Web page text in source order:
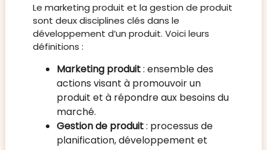
Le marketing produit et la gestion de produit
sont deux disciplines clés dans le
développement d’un produit. Voici leurs
définitions :
Marketing produit: ensemble des
actions visant à promouvoir un
produit et à répondre aux besoins du
marché.
Gestion de produit: processus de
planification, développement et